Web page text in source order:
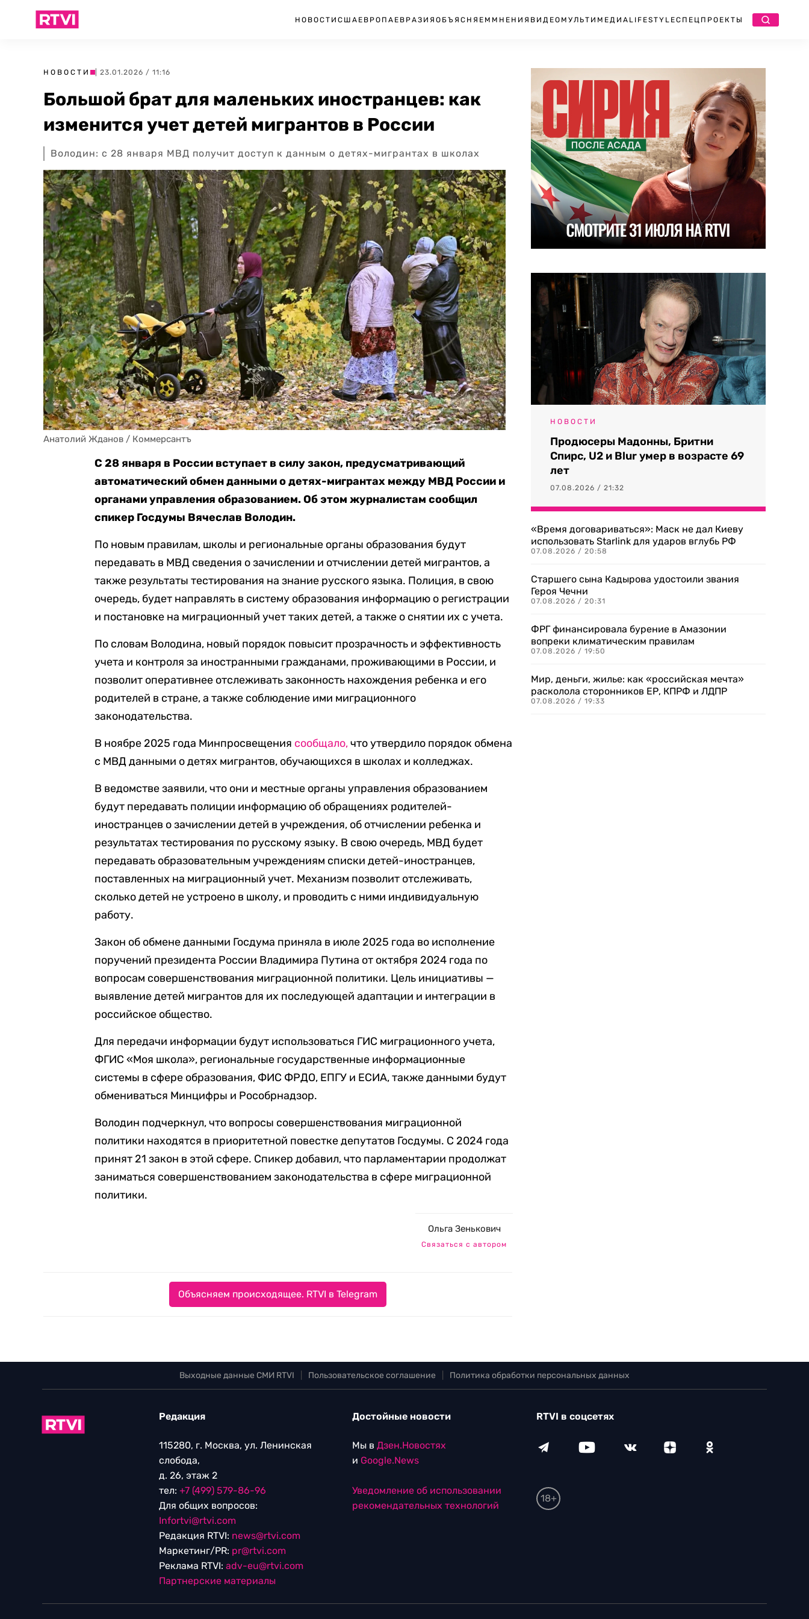
НОВОСТИ США ЕВРОПА ЕВРАЗИЯ ОБЪЯСНЯЕМ МНЕНИЯ ВИДЕО МУЛЬТИМЕДИА LIFESTYLEСПЕЦПРОЕКТЫ
НОВОСТИ | 23.01.2026 / 11:16
Большой брат для маленьких иностранцев: как
изменится учет детей мигрантов в России
Володин: с 28 января МВД получит доступ к данным о детях-мигрантах в школах
Анатолий Жданов / Коммерсантъ
С 28 января в России вступает в силу закон, предусматривающий
автоматический обмен данными о детях-мигрантах между МВД России и
органами управления образованием. Об этом журналистам сообщил
спикер Госдумы Вячеслав Володин.
По новым правилам, школы и региональные органы образования будут
передавать в МВД сведения о зачислении и отчислении детей мигрантов, а
также результаты тестирования на знание русского языка. Полиция, в свою
очередь, будет направлять в систему образования информацию о регистрации
и постановке на миграционный учет таких детей, а также о снятии их с учета.
По словам Володина, новый порядок повысит прозрачность и эффективность
учета и контроля за иностранными гражданами, проживающими в России, и
позволит оперативнее отслеживать законность нахождения ребенка и его
родителей в стране, а также соблюдение ими миграционного
законодательства.
В ноябре 2025 года Минпросвещения сообщало,что утвердило порядок обмена
с МВД данными о детях мигрантов, обучающихся в школах и колледжах.
В ведомстве заявили, что они и местные органы управления образованием
будут передавать полиции информацию об обращениях родителей-
иностранцев о зачислении детей в учреждения, об отчислении ребенка и
результатах тестирования по русскому языку. В свою очередь, МВД будет
передавать образовательным учреждениям списки детей-иностранцев,
поставленных на миграционный учет. Механизм позволит отслеживать,
сколько детей не устроено в школу, и проводить с ними индивидуальную
работу.
Закон об обмене данными Госдума приняла в июле 2025 года во исполнение
поручений президента России Владимира Путина от октября 2024 года по
вопросам совершенствования миграционной политики. Цель инициативы —
выявление детей мигрантов для их последующей адаптации и интеграции в
российское общество.
Для передачи информации будут использоваться ГИС миграционного учета,
ФГИС «Моя школа», региональные государственные информационные
системы в сфере образования, ФИС ФРДО, ЕПГУ и ЕСИА, также данными будут
обмениваться Минцифры и Рособрнадзор.
Володин подчеркнул, что вопросы совершенствования миграционной
политики находятся в приоритетной повестке депутатов Госдумы. С 2024 года
принят 21 закон в этой сфере. Спикер добавил, что парламентарии продолжат
заниматься совершенствованием законодательства в сфере миграционной
политики.
Ольга Зенькович
Связаться с автором
Объясняем происходящее. RTVI в Telegram
НОВОСТИ
Продюсеры Мадонны, Бритни
Спирс, U2 и Blur умер в возрасте 69
лет
07.08.2026 / 21:32
«Время договариваться»: Маск не дал Киеву
использовать Starlink для ударов вглубь РФ
07.08.2026 / 20:58
Старшего сына Кадырова удостоили звания
Героя Чечни
07.08.2026 / 20:31
ФРГ финансировала бурение в Амазонии
вопреки климатическим правилам
07.08.2026 / 19:50
Мир, деньги, жилье: как «российская мечта»
расколола сторонников ЕР, КПРФ и ЛДПР
07.08.2026 / 19:33
Выходные данные СМИ RTVI Пользовательское соглашение Политика обработки персональных данных
Редакция
115280, г. Москва, ул. Ленинская
слобода,
д. 26, этаж 2
тел: +7 (499) 579-86-96
Для общих вопросов:
Infortvi@rtvi.com
Редакция RTVI: news@rtvi.com
Маркетинг/PR: pr@rtvi.com
Реклама RTVI: adv-eu@rtvi.com
Партнерские материалы
Достойные новости
Мы в Дзен.Новостях
и Google.News
Уведомление об использовании
рекомендательных технологий
RTVI в соцсетях
18+